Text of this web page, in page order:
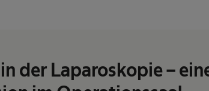
der Laparoskopie –